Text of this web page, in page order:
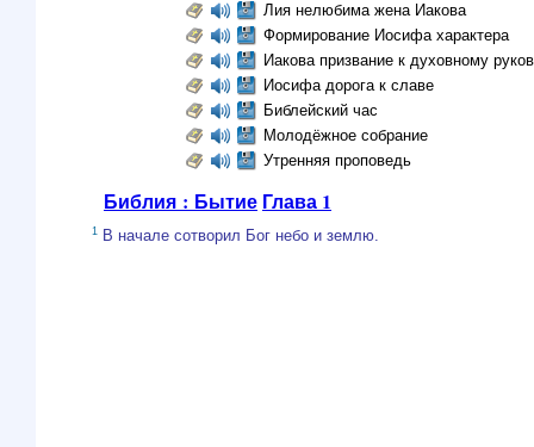
Лия нелюбима жена Иакова
Формирование Иосифа характера
Иакова призвание к духовному
Иосифа дорога к славе
Библейский час
Молодёжное собрание
Утренняя проповедь
Библия : Бытие Глава 1
1 В начале сотворил Бог небо и землю.